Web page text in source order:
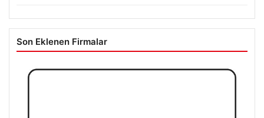
Son Eklenen Firmalar